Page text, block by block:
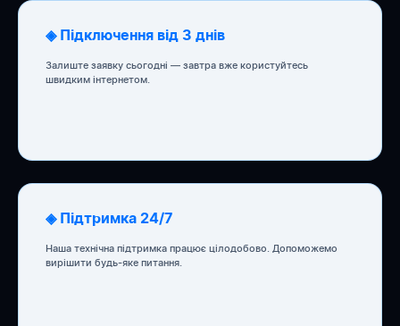
◈ Підключення від 3 днів
Залиште заявку сьогодні — завтра вже користуйтесь
швидким інтернетом.
◈ Підтримка 24/7
Наша технічна підтримка працює цілодобово. Допоможемо
вирішити будь-яке питання.